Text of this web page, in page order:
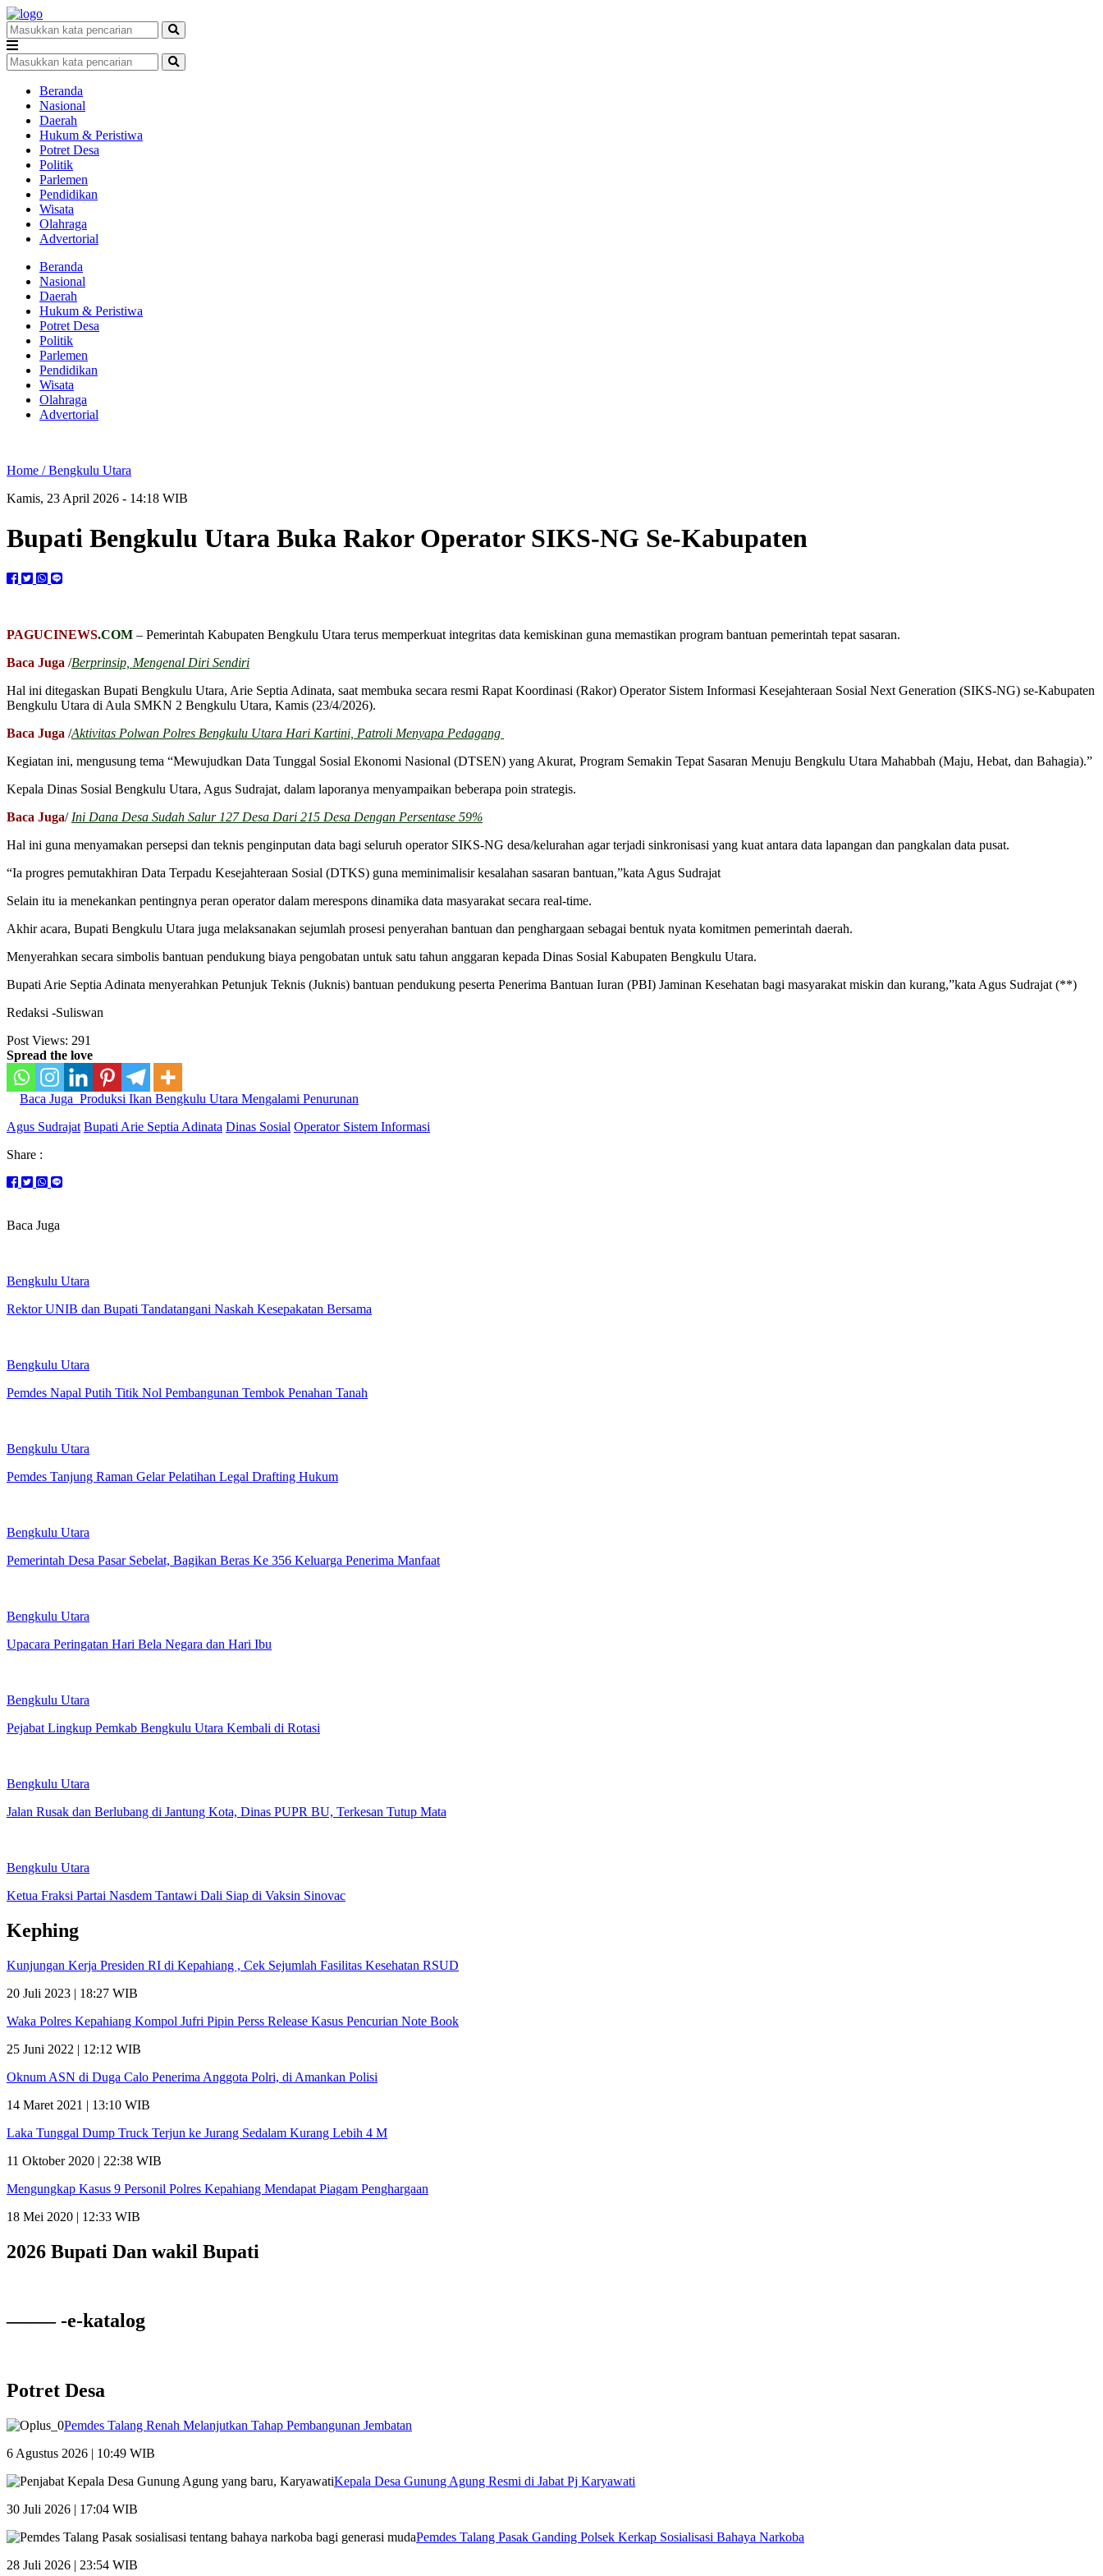
Beranda
Nasional
Daerah
Hukum & Peristiwa
Potret Desa
Politik
Parlemen
Pendidikan
Wisata
Olahraga
Advertorial
Beranda
Nasional
Daerah
Hukum & Peristiwa
Potret Desa
Politik
Parlemen
Pendidikan
Wisata
Olahraga
Advertorial
Home /Bengkulu Utara
Kamis, 23 April 2026 - 14:18 WIB
Bupati Bengkulu Utara Buka Rakor Operator SIKS-NG Se-Kabupaten
PAGUCINEWS.COM – Pemerintah Kabupaten Bengkulu Utara terus memperkuat integritas data kemiskinan guna memastikan program bantuan pemerintah tepat sasaran.
Baca Juga /Berprinsip, Mengenal Diri Sendiri
Hal ini ditegaskan Bupati Bengkulu Utara, Arie Septia Adinata, saat membuka secara resmi Rapat Koordinasi (Rakor) Operator Sistem Informasi Kesejahteraan Sosial Next Generation (SIKS-NG) se-Kabupaten
Bengkulu Utara di Aula SMKN 2 Bengkulu Utara, Kamis (23/4/2026).
Baca Juga /Aktivitas Polwan Polres Bengkulu Utara Hari Kartini, Patroli Menyapa Pedagang
Kegiatan ini, mengusung tema “Mewujudkan Data Tunggal Sosial Ekonomi Nasional (DTSEN) yang Akurat, Program Semakin Tepat Sasaran Menuju Bengkulu Utara Mahabbah (Maju, Hebat, dan Bahagia).”
Kepala Dinas Sosial Bengkulu Utara, Agus Sudrajat, dalam laporanya menyampaikan beberapa poin strategis.
Baca Juga/ Ini Dana Desa Sudah Salur 127 Desa Dari 215 Desa Dengan Persentase 59%
Hal ini guna menyamakan persepsi dan teknis penginputan data bagi seluruh operator SIKS-NG desa/kelurahan agar terjadi sinkronisasi yang kuat antara data lapangan dan pangkalan data pusat.
“Ia progres pemutakhiran Data Terpadu Kesejahteraan Sosial (DTKS) guna meminimalisir kesalahan sasaran bantuan,”kata Agus Sudrajat
Selain itu ia menekankan pentingnya peran operator dalam merespons dinamika data masyarakat secara real-time.
Akhir acara, Bupati Bengkulu Utara juga melaksanakan sejumlah prosesi penyerahan bantuan dan penghargaan sebagai bentuk nyata komitmen pemerintah daerah.
Menyerahkan secara simbolis bantuan pendukung biaya pengobatan untuk satu tahun anggaran kepada Dinas Sosial Kabupaten Bengkulu Utara.
Bupati Arie Septia Adinata menyerahkan Petunjuk Teknis (Juknis) bantuan pendukung peserta Penerima Bantuan Iuran (PBI) Jaminan Kesehatan bagi masyarakat miskin dan kurang,”kata Agus Sudrajat (**)
Redaksi -Suliswan
Post Views: 291
Spread the love
Baca Juga Produksi Ikan Bengkulu Utara Mengalami Penurunan
Agus Sudrajat Bupati Arie Septia Adinata Dinas Sosial Operator Sistem Informasi
Share :
Baca Juga
Bengkulu Utara
Rektor UNIB dan Bupati Tandatangani Naskah Kesepakatan Bersama
Bengkulu Utara
Pemdes Napal Putih Titik Nol Pembangunan Tembok Penahan Tanah
Bengkulu Utara
Pemdes Tanjung Raman Gelar Pelatihan Legal Drafting Hukum
Bengkulu Utara
Pemerintah Desa Pasar Sebelat, Bagikan Beras Ke 356 Keluarga Penerima Manfaat
Bengkulu Utara
Upacara Peringatan Hari Bela Negara dan Hari Ibu
Bengkulu Utara
Pejabat Lingkup Pemkab Bengkulu Utara Kembali di Rotasi
Bengkulu Utara
Jalan Rusak dan Berlubang di Jantung Kota, Dinas PUPR BU, Terkesan Tutup Mata
Bengkulu Utara
Ketua Fraksi Partai Nasdem Tantawi Dali Siap di Vaksin Sinovac
Kephing
Kunjungan Kerja Presiden RI di Kepahiang , Cek Sejumlah Fasilitas Kesehatan RSUD
20 Juli 2023 | 18:27 WIB
Waka Polres Kepahiang Kompol Jufri Pipin Perss Release Kasus Pencurian Note Book
25 Juni 2022 | 12:12 WIB
Oknum ASN di Duga Calo Penerima Anggota Polri, di Amankan Polisi
14 Maret 2021 | 13:10 WIB
Laka Tunggal Dump Truck Terjun ke Jurang Sedalam Kurang Lebih 4 M
11 Oktober 2020 | 22:38 WIB
Mengungkap Kasus 9 Personil Polres Kepahiang Mendapat Piagam Penghargaan
18 Mei 2020 | 12:33 WIB
2026 Bupati Dan wakil Bupati
——– -e-katalog
Potret Desa
Pemdes Talang Renah Melanjutkan Tahap Pembangunan Jembatan
6 Agustus 2026 | 10:49 WIB
Kepala Desa Gunung Agung Resmi di Jabat Pj Karyawati
30 Juli 2026 | 17:04 WIB
Pemdes Talang Pasak Ganding Polsek Kerkap Sosialisasi Bahaya Narkoba
28 Juli 2026 | 23:54 WIB